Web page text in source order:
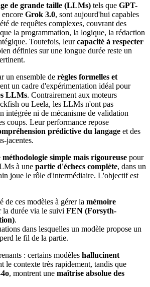
de grande taille (LLMs) tels que GPT-
encore Grok 3.0, sont aujourd'hui capables
de requêtes complexes, couvrant des
la programmation, la logique, la rédaction
Toutefois, leurcapacité à respecter
définies sur une longue durée reste un
un ensemble de règles formelles et
un cadre d'expérimentation idéal pour
LLMs. Contrairement aux moteurs
ou Leela, les LLMs n'ont pas
intégrée ni de mécanisme de validation
coups. Leur performance repose
prédictive du langage et des
jacentes.
méthodologie simple mais rigoureuse pour
à une partie d'échecs complète, dans un
joue le rôle d'intermédiaire. L'objectif est
de ces modèles à gérer la mémoire
la durée via le suivi FEN (Forsyth-
.
dans lesquelles un modèle propose un
le fil de la partie.
: certains modèles hallucinent
le contexte très rapidement, tandis que
, montrent une maîtrise absolue des